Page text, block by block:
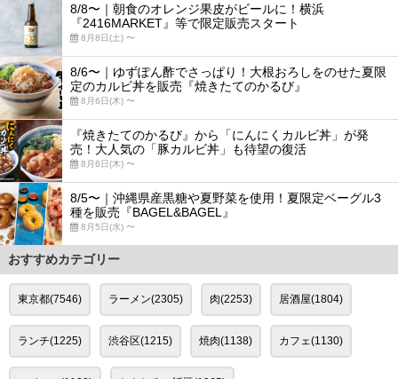
8/8〜｜朝食のオレンジ果皮がビールに！横浜
『2416MARKET』等で限定販売スタート
8月8日(土) 〜
8/6〜｜ゆずぽん酢でさっぱり！大根おろしをのせた夏限
定のカルビ丼を販売『焼きたてのかるび』
8月6日(木) 〜
『焼きたてのかるび』から「にんにくカルビ丼」が発
売！大人気の「豚カルビ丼」も待望の復活
8月6日(木) 〜
8/5〜｜沖縄県産黒糖や夏野菜を使用！夏限定ベーグル3
種を販売『BAGEL&BAGEL』
8月5日(水) 〜
おすすめカテゴリー
東京都(7546) ラーメン(2305) 肉(2253) 居酒屋(1804)
ランチ(1225) 渋谷区(1215) 焼肉(1138) カフェ(1130)